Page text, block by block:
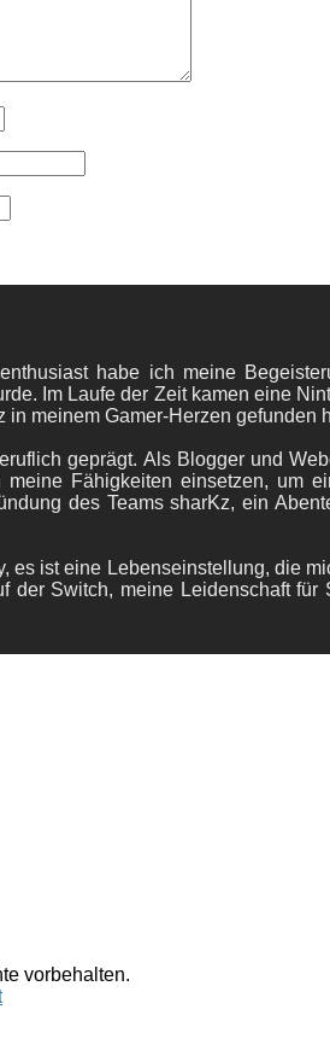
habe ich meine
Im Laufe der Zeit kamen eine
meinem Gamer-Herzen gefunden
geprägt. Als Blogger und
Fähigkeiten einsetzen, um
des Teams sharKz, ein
es ist eine Lebenseinstellung, die
der Switch, meine Leidenschaft
vorbehalten.